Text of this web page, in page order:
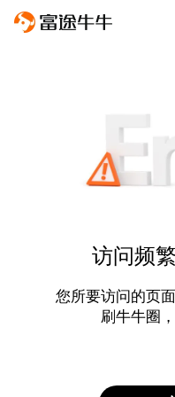
访问频
您所要访问的页
刷牛牛圈